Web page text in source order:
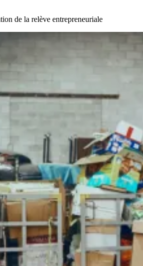
de la relève entrepreneuriale